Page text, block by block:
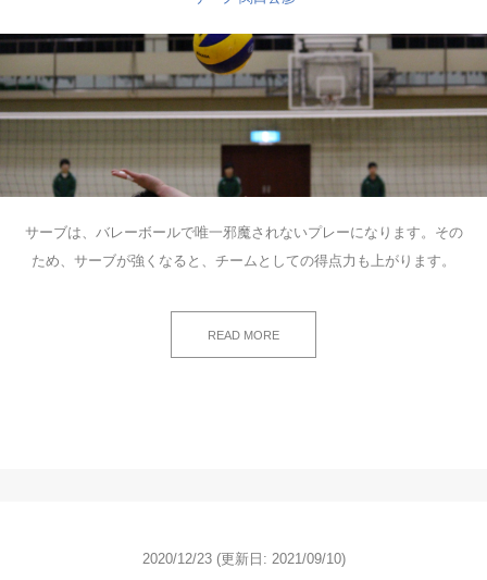
サーブは、バレーボールで唯一邪魔されないプレーになります。その
ため、サーブが強くなると、チームとしての得点力も上がります。
READ MORE
2020/12/23 (更新日: 2021/09/10)